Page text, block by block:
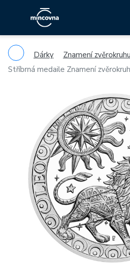
Dárky
Znamení zvěrokruhu
Stříbrná medaile Znamení
Previous